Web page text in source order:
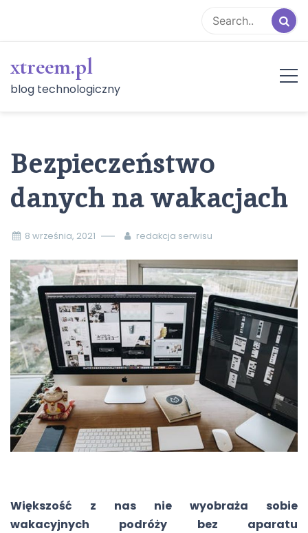
content
xtreem.pl
blog technologiczny
Bezpieczeństwo
danych na wakacjach
8 września, 2021 redakcja serwisu
Większość z nas nie wyobraża sobie
wakacyjnych podróży bez aparatu